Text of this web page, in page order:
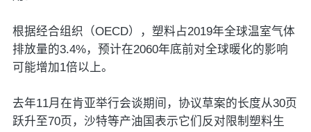
根据经合组织（OECD），塑料占2019年全球温室气体
排放量的3.4%，预计在2060年底前对全球暖化的影响
可能增加1倍以上。
去年11月在肯亚举行会谈期间，协议草案的长度从30页
跃升至70页，沙特等产油国表示它们反对限制塑料生